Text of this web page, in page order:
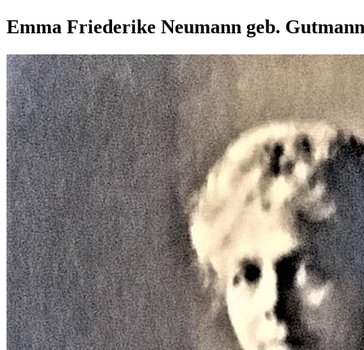
Emma Friederike Neumann geb. Gutmann